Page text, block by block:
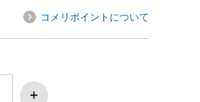
コメリポイントについて